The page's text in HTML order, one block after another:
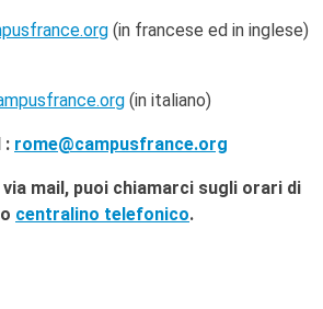
(in francese ed in inglese)
(in italiano)
: rome@campusfrance.org
mail, puoi chiamarci sugli orari di
centralino telefonico.